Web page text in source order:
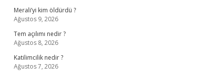
Merali’yi kim öldürdü ?
Ağustos 9, 2026
Tem açılımı nedir ?
Ağustos 8, 2026
Katilimcilik nedir ?
Ağustos 7, 2026